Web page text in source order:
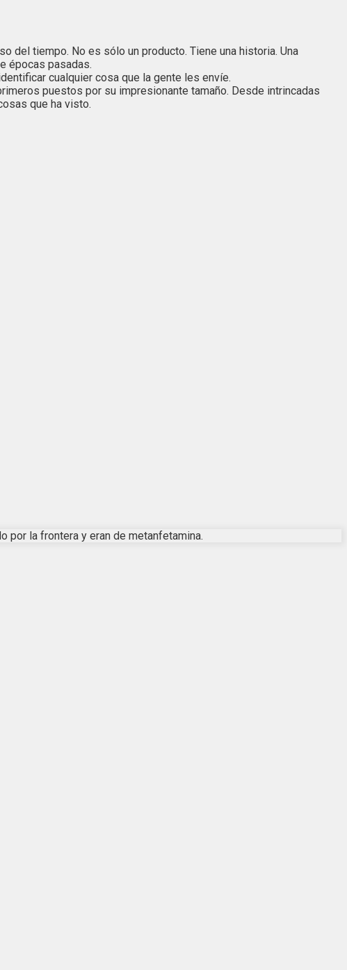
del tiempo. No es sólo un producto. Tiene una historia. Una
épocas pasadas.
cualquier cosa que la gente les envíe.
puestos por su impresionante tamaño. Desde intrincadas
que ha visto.
por la frontera y eran de metanfetamina.